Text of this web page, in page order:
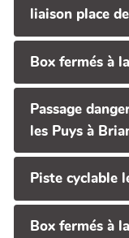
liaison place
Box fermés à
Passage
les Puys à
Piste cyclable
Box fermés à